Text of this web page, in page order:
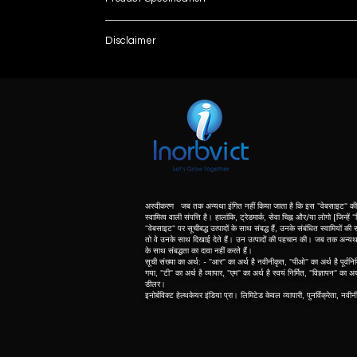
Brand
Is It Portable
Tube Current
Operation Mode
Product Description
X-Mind prime 2D is a lightweight and compact
Disclaimer
herein associated with the products listed on
purpose of identification of those products. we
meaning of list number: - “r” means
dealer of original equipment manufacturer.
अस्वीकरण जब तक अन्यथा इंगित नहीं किया जाता है कि इस "वेबसाइट" की
स्वामित्व वाली संपत्ति है। हालांकि, ट्रेडमार्क, सेवा चिह्न और/या लोगो [जिन्हें
"वेबसाइट" पर सूचीबद्ध उत्पादों के साथ संबद्ध हैं, उनके संबंधित स्वामियों
तो वे उनके साथ दिखाई देते हैं। उन उत्पादों की पहचान की। जब तक अन्यथा
के साथ संबद्धता का दावा नहीं करते हैं।
सूची संख्या का अर्थ: - "आर" का अर्थ है नवीनीकृत, "पीओ" का अर्थ है
गया, "टी" का अर्थ है व्यापार, "एम" का अर्थ है स्वयं निर्मित, "विज्ञापन"
डीलर।
इनोर्बविक्ट हेल्थकेयर इंडिया प्रा। लिमिटेड केवल व्यापारी, पुनर्विक्रेता,